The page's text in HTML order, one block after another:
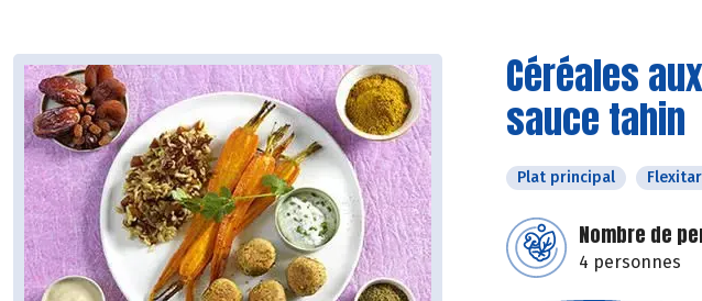
Céréales
sauce tahin
Plat principal
Nombre de
4 personnes